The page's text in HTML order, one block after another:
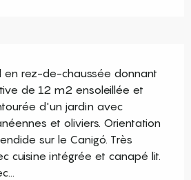
en rez-de-chaussée donnant
de 12 m2 ensoleillée et
d'un jardin avec
et oliviers. Orientation
sur le Canigó. Très
cuisine intégrée et canapé lit.